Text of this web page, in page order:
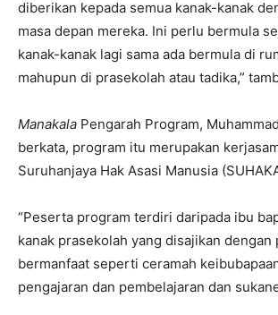
diberikan kepada semua kanak-kanak
masa depan mereka. Ini perlu bermula
kanak-kanak lagi sama ada bermula di
mahupun di prasekolah atau tadika,”
Manakala Pengarah Program,
berkata, program itu merupakan
Suruhanjaya Hak Asasi Manusia
“Peserta program terdiri daripada ibu
kanak prasekolah yang disajikan dengan
bermanfaat seperti ceramah
pengajaran dan pembelajaran dan